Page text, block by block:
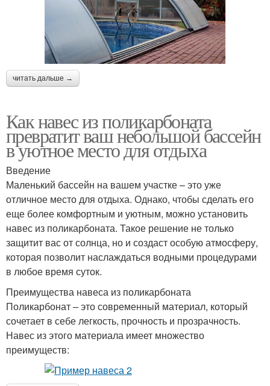
читать дальше →
Как навес из поликарбоната
превратит ваш небольшой бассейн
в уютное место для отдыха
Введение
Маленький бассейн на вашем участке – это уже
отличное место для отдыха. Однако, чтобы сделать его
еще более комфортным и уютным, можно установить
навес из поликарбоната. Такое решение не только
защитит вас от солнца, но и создаст особую атмосферу,
которая позволит наслаждаться водными процедурами
в любое время суток.
Преимущества навеса из поликарбоната
Поликарбонат – это современный материал, который
сочетает в себе легкость, прочность и прозрачность.
Навес из этого материала имеет множество
преимуществ: